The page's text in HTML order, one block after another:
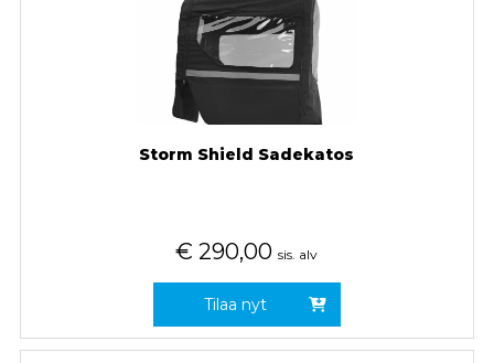
Storm Shield Sadekatos
€ 290,00 sis. alv
Tilaa nyt